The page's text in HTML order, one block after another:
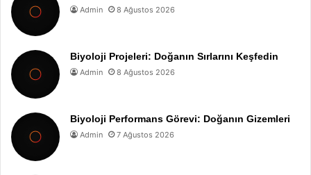
Admin 8 Ağustos 2026
Biyoloji Projeleri: Doğanın Sırlarını Keşfedin
Admin 8 Ağustos 2026
Biyoloji Performans Görevi: Doğanın Gizemleri
Admin 7 Ağustos 2026